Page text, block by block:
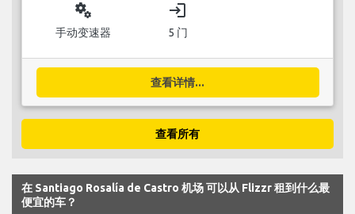
miscellaneous_services
手动变速器
login
5 门
查看详情...
查看所有
在 Santiago Rosalía de Castro 机场 可以从 Flizzr 租到什么最
便宜的车？